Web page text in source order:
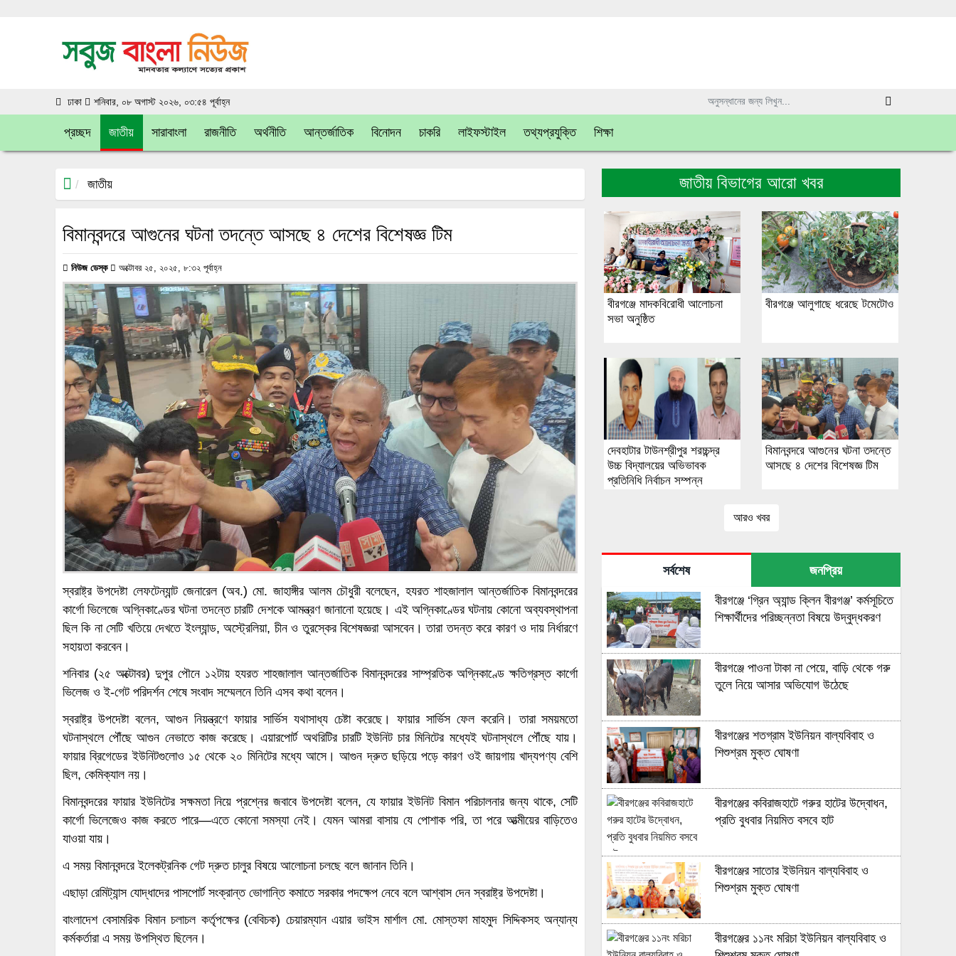
ঢাকা শনিবার, ০৮ অগাস্ট ২০২৬, ০৩:৫৪ পূর্বাহ্ন
প্রচ্ছদ জাতীয় সারাবাংলা রাজনীতি অর্থনীতি আন্তর্জাতিক বিনোদন চাকরি লাইফস্টাইল তথ্যপ্রযুক্তি শিক্ষা
জাতীয়
বিমানবন্দরে আগুনের ঘটনা তদন্তে আসছে ৪ দেশের বিশেষজ্ঞ টিম
নিউজ ডেস্ক অক্টোবর ২৫, ২০২৫, ৮:৩২ পূর্বাহ্ন
স্বরাষ্ট্র উপদেষ্টা লেফটেন্যান্ট জেনারেল (অব.) মো. জাহাঙ্গীর আলম চৌধুরী বলেছেন, হযরত শাহজালাল আন্তর্জাতিক বিমানবন্দরের
কার্গো ভিলেজে অগ্নিকাণ্ডের ঘটনা তদন্তে চারটি দেশকে আমন্ত্রণ জানানো হয়েছে। এই অগ্নিকাণ্ডের ঘটনায় কোনো অব্যবস্থাপনা
ছিল কি না সেটি খতিয়ে দেখতে ইংল্যান্ড, অস্ট্রেলিয়া, চীন ও তুরস্কের বিশেষজ্ঞরা আসবেন। তারা তদন্ত করে কারণ ও দায় নির্ধারণে
সহায়তা করবেন।
শনিবার (২৫ অক্টোবর) দুপুর পৌনে ১২টায় হযরত শাহজালাল আন্তর্জাতিক বিমানবন্দরের সাম্প্রতিক অগ্নিকাণ্ডে ক্ষতিগ্রস্ত কার্গো
ভিলেজ ও ই-গেট পরিদর্শন শেষে সংবাদ সম্মেলনে তিনি এসব কথা বলেন।
স্বরাষ্ট্র উপদেষ্টা বলেন, আগুন নিয়ন্ত্রণে ফায়ার সার্ভিস যথাসাধ্য চেষ্টা করেছে। ফায়ার সার্ভিস ফেল করেনি। তারা সময়মতো
ঘটনাস্থলে পৌঁছে আগুন নেভাতে কাজ করেছে। এয়ারপোর্ট অথরিটির চারটি ইউনিট চার মিনিটের মধ্যেই ঘটনাস্থলে পৌঁছে যায়।
ফায়ার ব্রিগেডের ইউনিটগুলোও ১৫ থেকে ২০ মিনিটের মধ্যে আসে। আগুন দ্রুত ছড়িয়ে পড়ে কারণ ওই জায়গায় খাদ্যপণ্য বেশি
ছিল, কেমিক্যাল নয়।
বিমানবন্দরের ফায়ার ইউনিটের সক্ষমতা নিয়ে প্রশ্নের জবাবে উপদেষ্টা বলেন, যে ফায়ার ইউনিট বিমান পরিচালনার জন্য থাকে, সেটি
কার্গো ভিলেজেও কাজ করতে পারে—এতে কোনো সমস্যা নেই। যেমন আমরা বাসায় যে পোশাক পরি, তা পরে আত্মীয়ের বাড়িতেও
যাওয়া যায়।
এ সময় বিমানবন্দরে ইলেকট্রনিক গেট দ্রুত চালুর বিষয়ে আলোচনা চলছে বলে জানান তিনি।
এছাড়া রেমিট্যান্স যোদ্ধাদের পাসপোর্ট সংক্রান্ত ভোগান্তি কমাতে সরকার পদক্ষেপ নেবে বলে আশ্বাস দেন স্বরাষ্ট্র উপদেষ্টা।
বাংলাদেশ বেসামরিক বিমান চলাচল কর্তৃপক্ষের (বেবিচক) চেয়ারম্যান এয়ার ভাইস মার্শাল মো. মোস্তফা মাহমুদ সিদ্দিকসহ অন্যান্য
কর্মকর্তারা এ সময় উপস্থিত ছিলেন।
জাতীয় বিভাগের আরো খবর
বীরগঞ্জে মাদকবিরোধী আলোচনা
সভা অনুষ্ঠিত
বীরগঞ্জে আলুগাছে ধরেছে টমেটোও
দেবহাটার টাউনশ্রীপুর শরচ্চন্দ্র
উচ্চ বিদ্যালয়ের অভিভাবক
প্রতিনিধি নির্বাচন সম্পন্ন
বিমানবন্দরে আগুনের ঘটনা তদন্তে
আসছে ৪ দেশের বিশেষজ্ঞ টিম
আরও খবর
সর্বশেষ জনপ্রিয়
বীরগঞ্জে ‘গ্রিন অ্যান্ড ক্লিন বীরগঞ্জ’ কর্মসূচিতে
শিক্ষার্থীদের পরিচ্ছন্নতা বিষয়ে উদ্বুদ্ধকরণ
বীরগঞ্জে পাওনা টাকা না পেয়ে, বাড়ি থেকে গরু
তুলে নিয়ে আসার অভিযোগ উঠেছে
বীরগঞ্জের শতগ্রাম ইউনিয়ন বাল্যবিবাহ ও
শিশুশ্রম মুক্ত ঘোষণা
বীরগঞ্জের কবিরাজহাটে গরুর হাটের উদ্বোধন,
প্রতি বুধবার নিয়মিত বসবে হাট
বীরগঞ্জের সাতোর ইউনিয়ন বাল্যবিবাহ ও
শিশুশ্রম মুক্ত ঘোষণা
বীরগঞ্জের ১১নং মরিচা ইউনিয়ন বাল্যবিবাহ ও